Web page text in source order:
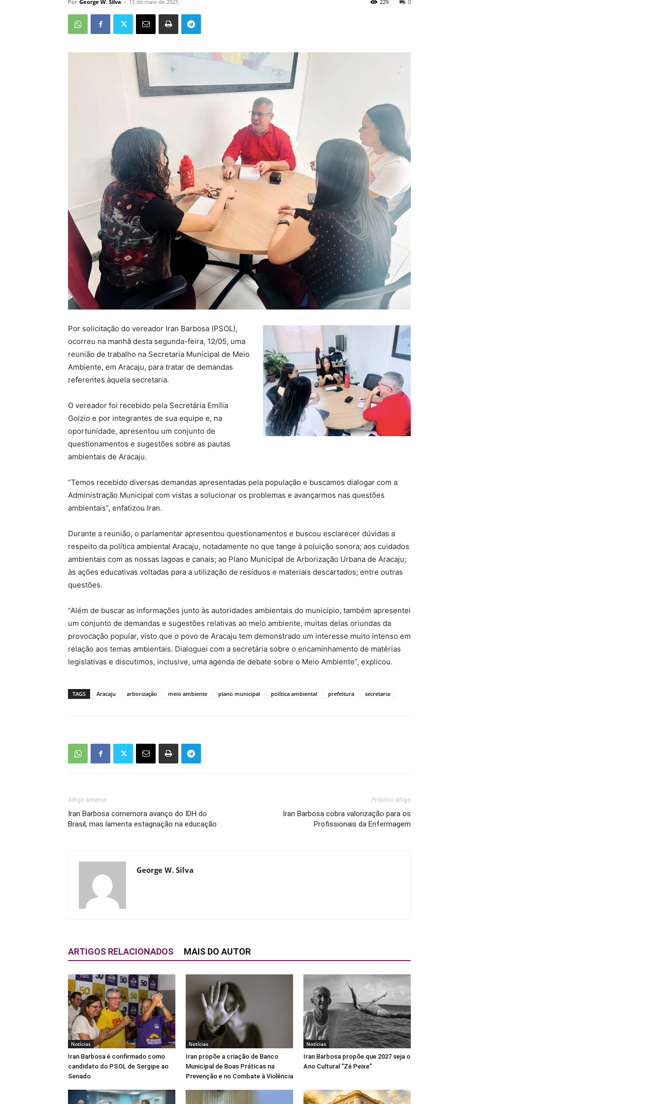
Por George W. Silva - 12 de maio de 2025 0
229
Por solicitação do vereador Iran Barbosa (PSOL),
ocorreu na manhã desta segunda-feira, 12/05, uma
reunião de trabalho na Secretaria Municipal de Meio
Ambiente, em Aracaju, para tratar de demandas
referentes àquela secretaria.
O vereador foi recebido pela Secretária Emília
Golzio e por integrantes de sua equipe e, na
oportunidade, apresentou um conjunto de
questionamentos e sugestões sobre as pautas
ambientais de Aracaju.
“Temos recebido diversas demandas apresentadas pela população e buscamos dialogar com a
Administração Municipal com vistas a solucionar os problemas e avançarmos nas questões
ambientais”, enfatizou Iran.
Durante a reunião, o parlamentar apresentou questionamentos e buscou esclarecer dúvidas a
respeito da política ambiental Aracaju, notadamente no que tange à poluição sonora; aos cuidados
ambientais com as nossas lagoas e canais; ao Plano Municipal de Arborização Urbana de Aracaju;
às ações educativas voltadas para a utilização de resíduos e materiais descartados; entre outras
questões.
“Além de buscar as informações junto às autoridades ambientais do município, também apresentei
um conjunto de demandas e sugestões relativas ao meio ambiente, muitas delas oriundas da
provocação popular, visto que o povo de Aracaju tem demonstrado um interesse muito intenso em
relação aos temas ambientais. Dialoguei com a secretária sobre o encaminhamento de matérias
legislativas e discutimos, inclusive, uma agenda de debate sobre o Meio Ambiente”, explicou.
TAGS Aracaju arborização meio ambiente plano municipal política ambiental prefeitura secretaria
Artigo anterior
Iran Barbosa comemora avanço do IDH do
Brasil, mas lamenta estagnação na educação
Próximo artigo
Iran Barbosa cobra valorização para os
Profissionais da Enfermagem
George W. Silva
ARTIGOS RELACIONADOS MAIS DO AUTOR
Notícias
Iran Barbosa é confirmado como
candidato do PSOL de Sergipe ao
Senado
Notícias
Iran propõe a criação de Banco
Municipal de Boas Práticas na
Prevenção e no Combate à Violência
Notícias
Iran Barbosa propõe que 2027 seja o
Ano Cultural “Zé Peixe”